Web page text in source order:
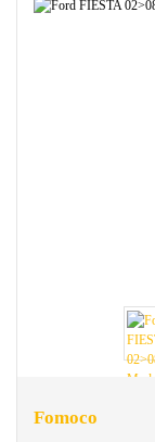
Fomoco